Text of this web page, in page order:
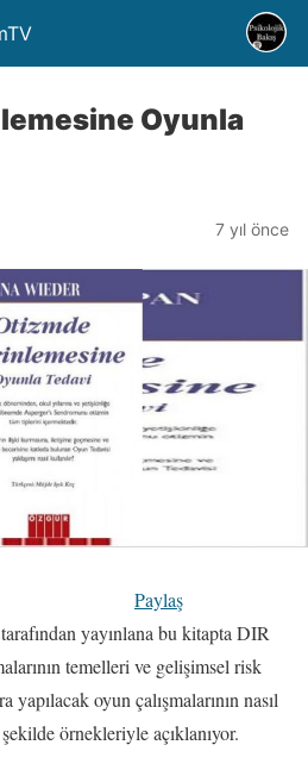
Oyunla
7 yıl önce
Paylaş
yayınlana bu kitapta DIR
temelleri ve gelişimsel risk
oyun çalışmalarının nasıl
örnekleriyle açıklanıyor.